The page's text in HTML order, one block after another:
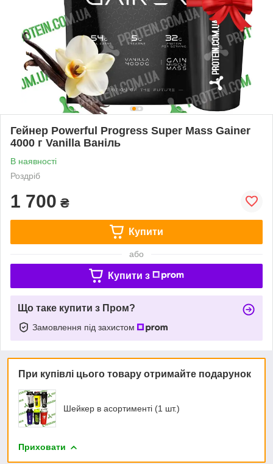
Гейнер Powerful Progress Super Mass Gainer
4000 г Vanilla Ваніль
В наявності
Роздріб
1 700 ₴
Купити
або
Купити з
Що таке купити з Пром?
Замовлення під захистом
При купівлі цього товару отримайте подарунок
Шейкер в асортименті (1 шт.)
Приховати